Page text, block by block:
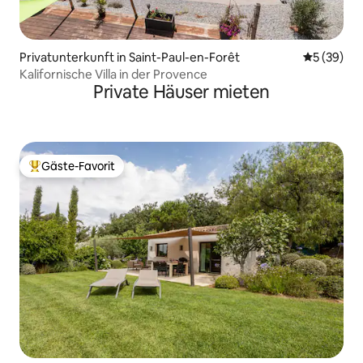
Privatunterkunft in Saint-Paul-en-Forêt
5 (39)
Kalifornische Villa in der Provence
Private Häuser mieten
Beliebter Gäste-Favorit.
Gäste-Favorit